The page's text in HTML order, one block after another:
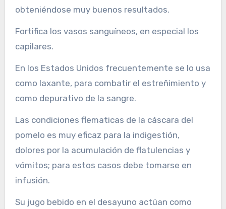
obteniéndose muy buenos resultados.
Fortifica los vasos sanguíneos, en especial los
capilares.
En los Estados Unidos frecuentemente se lo usa
como laxante, para combatir el estreñimiento y
como depurativo de la sangre.
Las condiciones flematicas de la cáscara del
pomelo es muy eficaz para la indigestión,
dolores por la acumulación de flatulencias y
vómitos; para estos casos debe tomarse en
infusión.
Su jugo bebido en el desayuno actúan como